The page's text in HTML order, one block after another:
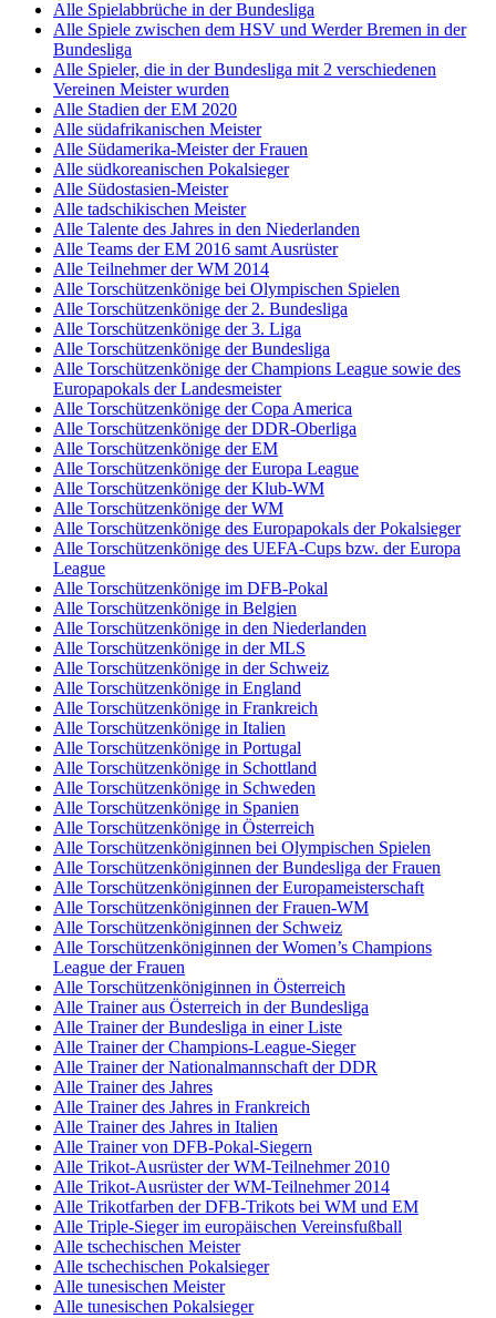
Alle Spielabbrüche in der Bundesliga
Alle Spiele zwischen dem HSV und Werder Bremen in der
Bundesliga
Alle Spieler, die in der Bundesliga mit 2 verschiedenen
Vereinen Meister wurden
Alle Stadien der EM 2020
Alle südafrikanischen Meister
Alle Südamerika-Meister der Frauen
Alle südkoreanischen Pokalsieger
Alle Südostasien-Meister
Alle tadschikischen Meister
Alle Talente des Jahres in den Niederlanden
Alle Teams der EM 2016 samt Ausrüster
Alle Teilnehmer der WM 2014
Alle Torschützenkönige bei Olympischen Spielen
Alle Torschützenkönige der 2. Bundesliga
Alle Torschützenkönige der 3. Liga
Alle Torschützenkönige der Bundesliga
Alle Torschützenkönige der Champions League sowie des
Europapokals der Landesmeister
Alle Torschützenkönige der Copa America
Alle Torschützenkönige der DDR-Oberliga
Alle Torschützenkönige der EM
Alle Torschützenkönige der Europa League
Alle Torschützenkönige der Klub-WM
Alle Torschützenkönige der WM
Alle Torschützenkönige des Europapokals der Pokalsieger
Alle Torschützenkönige des UEFA-Cups bzw. der Europa
League
Alle Torschützenkönige im DFB-Pokal
Alle Torschützenkönige in Belgien
Alle Torschützenkönige in den Niederlanden
Alle Torschützenkönige in der MLS
Alle Torschützenkönige in der Schweiz
Alle Torschützenkönige in England
Alle Torschützenkönige in Frankreich
Alle Torschützenkönige in Italien
Alle Torschützenkönige in Portugal
Alle Torschützenkönige in Schottland
Alle Torschützenkönige in Schweden
Alle Torschützenkönige in Spanien
Alle Torschützenkönige in Österreich
Alle Torschützenköniginnen bei Olympischen Spielen
Alle Torschützenköniginnen der Bundesliga der Frauen
Alle Torschützenköniginnen der Europameisterschaft
Alle Torschützenköniginnen der Frauen-WM
Alle Torschützenköniginnen der Schweiz
Alle Torschützenköniginnen der Women’s Champions
League der Frauen
Alle Torschützenköniginnen in Österreich
Alle Trainer aus Österreich in der Bundesliga
Alle Trainer der Bundesliga in einer Liste
Alle Trainer der Champions-League-Sieger
Alle Trainer der Nationalmannschaft der DDR
Alle Trainer des Jahres
Alle Trainer des Jahres in Frankreich
Alle Trainer des Jahres in Italien
Alle Trainer von DFB-Pokal-Siegern
Alle Trikot-Ausrüster der WM-Teilnehmer 2010
Alle Trikot-Ausrüster der WM-Teilnehmer 2014
Alle Trikotfarben der DFB-Trikots bei WM und EM
Alle Triple-Sieger im europäischen Vereinsfußball
Alle tschechischen Meister
Alle tschechischen Pokalsieger
Alle tunesischen Meister
Alle tunesischen Pokalsieger